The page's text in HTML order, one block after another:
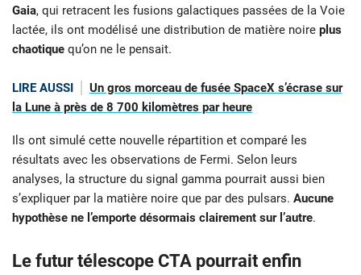
Gaia, qui retracent les fusions galactiques passées de la Voie
lactée, ils ont modélisé une distribution de matière noire plus
chaotique qu’on ne le pensait.
LIRE AUSSI
Un gros morceau de fusée SpaceX s’écrase sur
la Lune à près de 8 700 kilomètres par heure
Ils ont simulé cette nouvelle répartition et comparé les
résultats avec les observations de Fermi. Selon leurs
analyses, la structure du signal gamma pourrait aussi bien
s’expliquer par la matière noire que par des pulsars. Aucune
hypothèse ne l’emporte désormais clairement sur l’autre.
Le futur télescope CTA pourrait enfin